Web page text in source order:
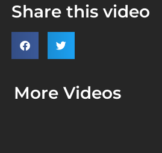
Share this video
More Videos